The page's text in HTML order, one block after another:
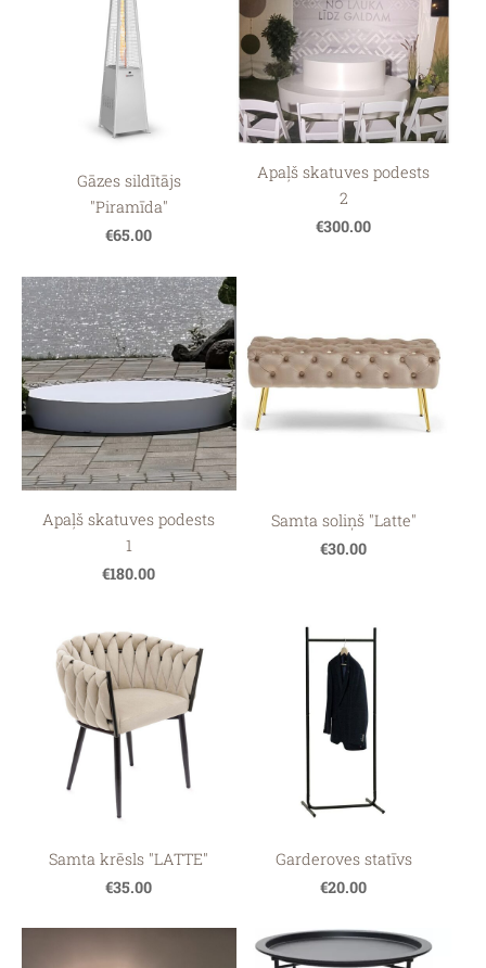
Gāzes sildītājs
"Piramīda"
€65.00
Apaļš skatuves podests
2
€300.00
Apaļš skatuves podests
1
€180.00
Samta soliņš "Latte"
€30.00
Samta krēsls "LATTE"
€35.00
Garderoves statīvs
€20.00